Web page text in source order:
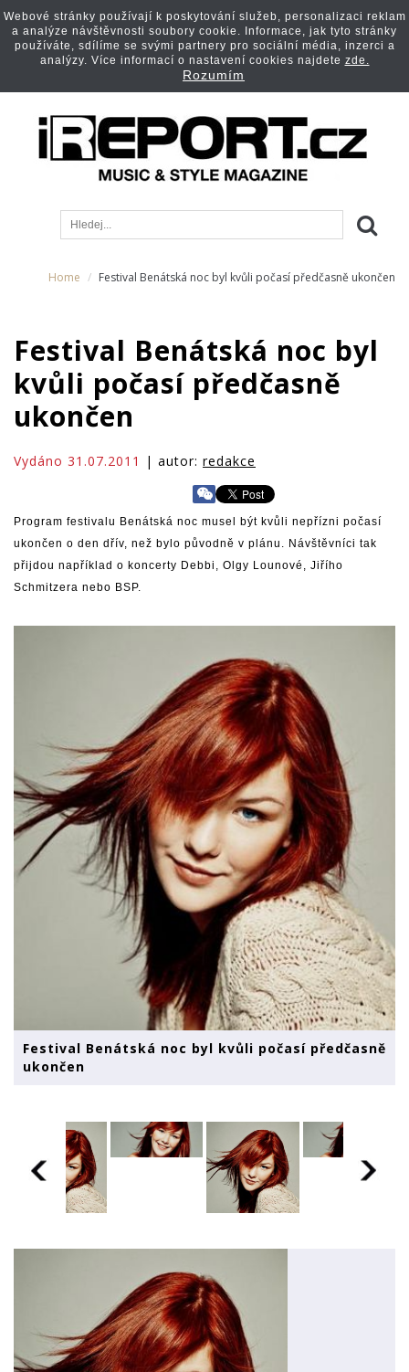
Home Festival Benátská noc byl kvůli počasí předčasně ukončen
Festival Benátská noc byl
kvůli počasí předčasně
ukončen
Vydáno 31.07.2011 | autor: redakce
Program festivalu Benátská noc musel být kvůli nepřízni počasí
ukončen o den dřív, než bylo původně v plánu. Návštěvníci tak
přijdou například o koncerty Debbi, Olgy Lounové, Jiřího
Schmitzera nebo BSP.
Festival Benátská noc byl kvůli počasí předčasně
ukončen
Webové stránky používají k poskytování služeb, personalizaci reklam
a analýze návštěvnosti soubory cookie. Informace, jak tyto stránky
používáte, sdílíme se svými partnery pro sociální média, inzerci a
analýzy. Více informací o nastavení cookies najdete zde.
Rozumím